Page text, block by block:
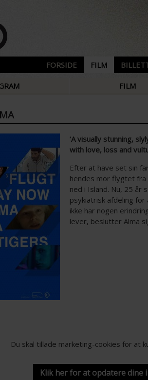
FORSIDE FILM
FILM
‘A visually stunning,
with love, loss and
Efter at have set sin
hendes mor flygtet
ned i Island. Nu, 25 år
psykiatrisk afdeling
ikke har nogen
lever, beslutter Alma
Du skal tillade marketing-cookies for at
Klik her for at opdatere dine